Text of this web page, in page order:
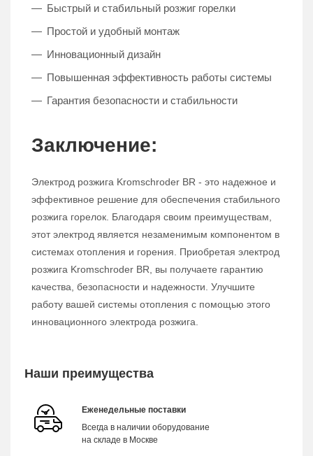
Быстрый и стабильный розжиг горелки
Простой и удобный монтаж
Инновационный дизайн
Повышенная эффективность работы системы
Гарантия безопасности и стабильности
Заключение:
Электрод розжига Kromschroder BR - это надежное и
эффективное решение для обеспечения стабильного
розжига горелок. Благодаря своим преимуществам,
этот электрод является незаменимым компонентом в
системах отопления и горения. Приобретая электрод
розжига Kromschroder BR, вы получаете гарантию
качества, безопасности и надежности. Улучшите
работу вашей системы отопления с помощью этого
инновационного электрода розжига.
Наши преимущества
Еженедельные поставки
Всегда в наличии оборудование
на складе в Москве